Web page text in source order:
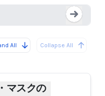
All Collapse All
マスクの